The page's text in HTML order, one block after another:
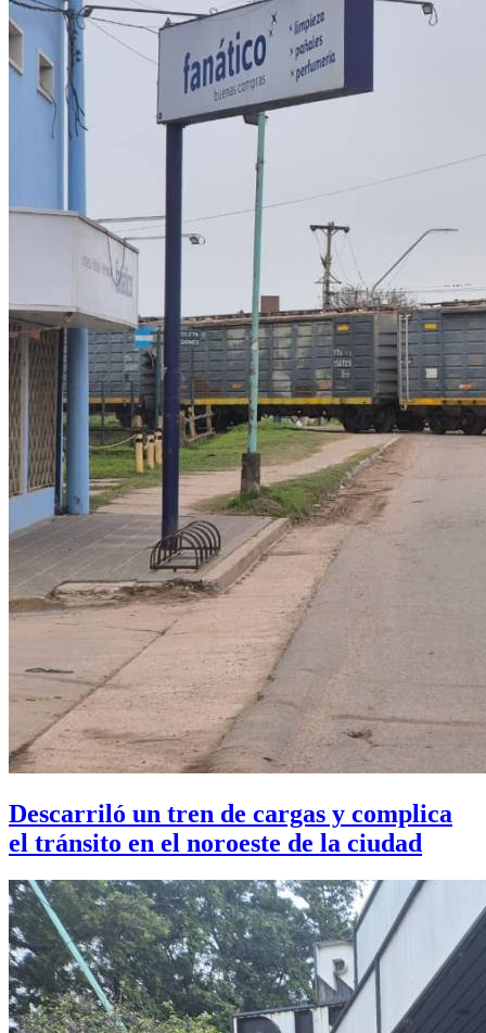
Descarriló un tren de cargas y complica
el tránsito en el noroeste de la ciudad